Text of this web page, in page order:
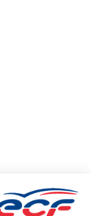
fenêtre)fenêtre)
(nouvelle fenêtre)
(nouvelle
social: 2500000€